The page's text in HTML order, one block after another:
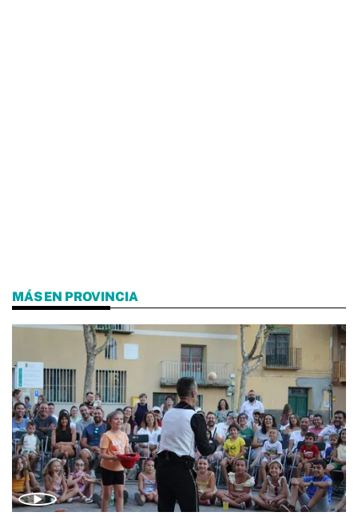
MÁS EN PROVINCIA